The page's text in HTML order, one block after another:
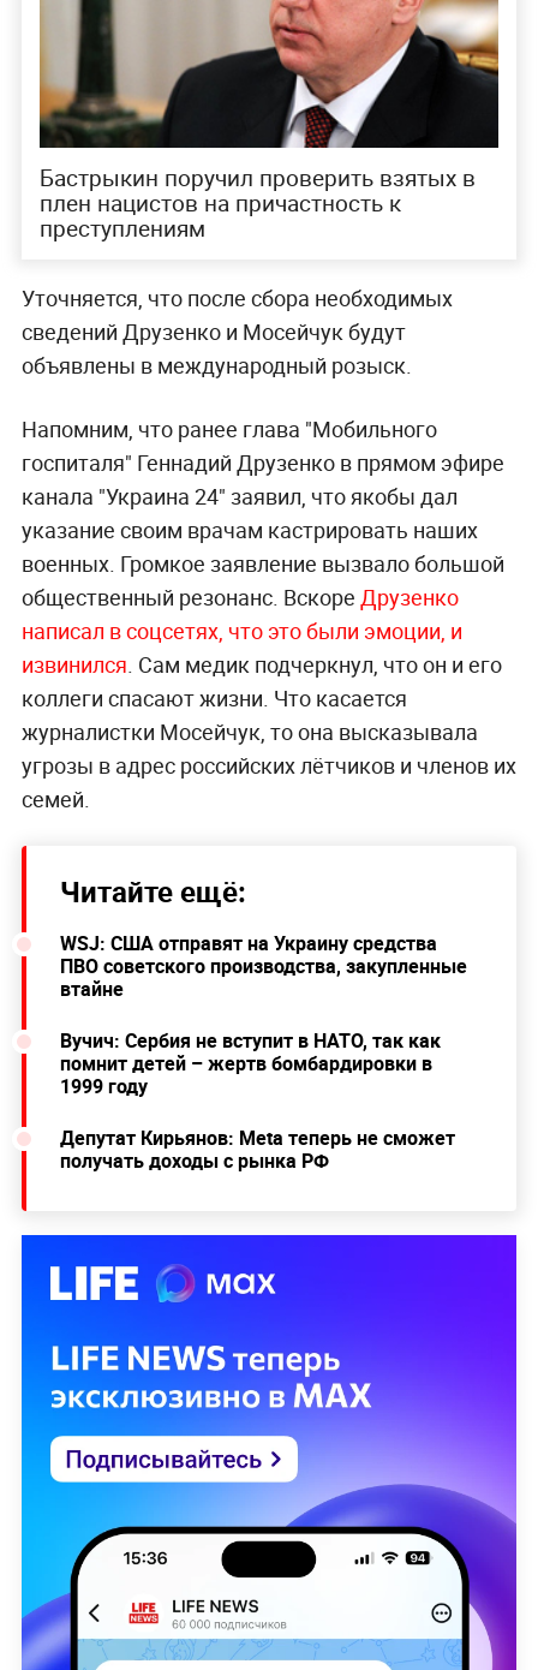
Бастрыкин поручил проверить взятых в
плен нацистов на причастность к
преступлениям
Уточняется, что после сбора необходимых
сведений Друзенко и Мосейчук будут
объявлены в международный розыск.
Напомним, что ранее глава "Мобильного
госпиталя" Геннадий Друзенко в прямом эфире
канала "Украина 24" заявил, что якобы дал
указание своим врачам кастрировать наших
военных. Громкое заявление вызвало большой
общественный резонанс. Вскоре Друзенко
написал в соцсетях, что это были эмоции, и
извинился. Сам медик подчеркнул, что он и его
коллеги спасают жизни. Что касается
журналистки Мосейчук, то она высказывала
угрозы в адрес российских лётчиков и членов их
семей.
Читайте ещё:
WSJ: США отправят на Украину средства
ПВО советского производства, закупленные
втайне
Вучич: Сербия не вступит в НАТО, так как
помнит детей – жертв бомбардировки в
1999 году
Депутат Кирьянов: Meta теперь не сможет
получать доходы с рынка РФ